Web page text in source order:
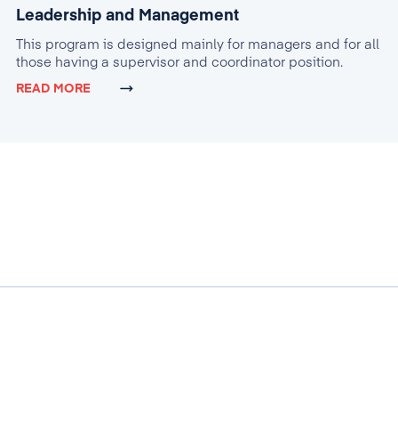
Leadership and Management
This program is designed mainly for managers and for all
those having a supervisor and coordinator position.
READ MORE